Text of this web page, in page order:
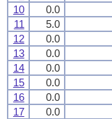
10
0.0
11
5.0
12
0.0
13
0.0
14
0.0
15
0.0
16
0.0
17
0.0